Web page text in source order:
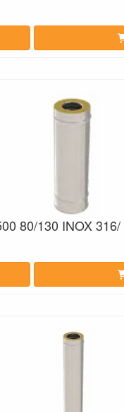
80/130 INOX